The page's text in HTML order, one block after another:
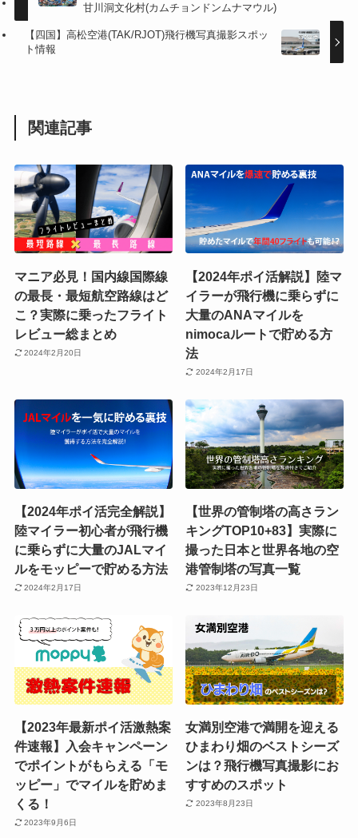
甘川洞文化村(カムチョンドンムナマウル)
【四国】高松空港(TAK/RJOT)飛行機写真撮影スポッ
ト情報
関連記事
マニア必見！国内線国際線
の最長・最短航空路線はど
こ？実際に乗ったフライト
レビュー総まとめ
2024年2月20日
【2024年ポイ活解説】陸マ
イラーが飛行機に乗らずに
大量のANAマイルを
nimocaルートで貯める方
法
2024年2月17日
【2024年ポイ活完全解説】
陸マイラー初心者が飛行機
に乗らずに大量のJALマイ
ルをモッピーで貯める方法
2024年2月17日
【世界の管制塔の高さラン
キングTOP10+83】実際に
撮った日本と世界各地の空
港管制塔の写真一覧
2023年12月23日
【2023年最新ポイ活激熱案
件速報】入会キャンペーン
でポイントがもらえる「モ
ッピー」でマイルを貯めま
くる！
2023年9月6日
女満別空港で満開を迎える
ひまわり畑のベストシーズ
ンは？飛行機写真撮影にお
すすめのスポット
2023年8月23日